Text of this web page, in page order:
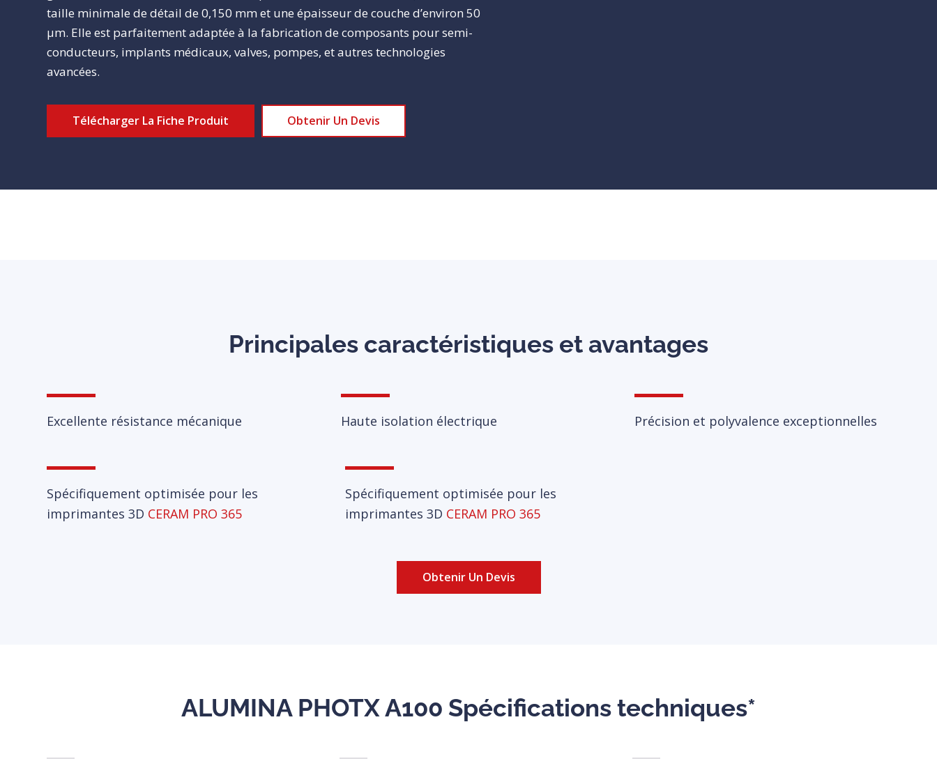
taille minimale de détail de 0,150 mm et une épaisseur de couche d’environ 50
μm. Elle est parfaitement adaptée à la fabrication de composants pour semi-
conducteurs, implants médicaux, valves, pompes, et autres technologies
avancées.
Télécharger La Fiche Produit Obtenir Un Devis
Principales caractéristiques et avantages
Excellente résistance mécanique Haute isolation électrique Précision et polyvalence exceptionnelles
Spécifiquement optimisée pour les
imprimantes 3D CERAM PRO 365
Spécifiquement optimisée pour les
imprimantes 3D CERAM PRO 365
Obtenir Un Devis
ALUMINA PHOTX A100 Spécifications techniques*